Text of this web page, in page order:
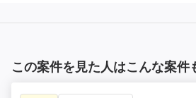
この案件を見た人はこんな案件